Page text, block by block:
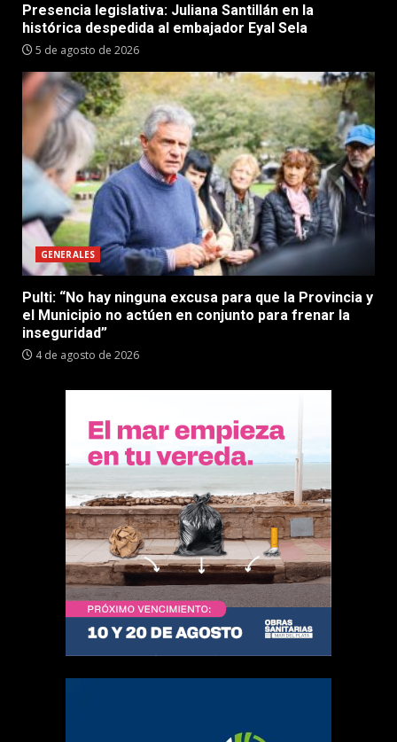
Presencia legislativa: Juliana Santillán en la
histórica despedida al embajador Eyal Sela
5 de agosto de 2026
GENERALES
Pulti: “No hay ninguna excusa para que la Provincia y
el Municipio no actúen en conjunto para frenar la
inseguridad”
4 de agosto de 2026